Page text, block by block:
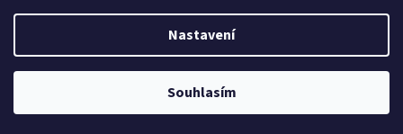
Nastavení
Souhlasím
Vytvořil Shoptet
hitobchod. Všechna práva vyhrazena.